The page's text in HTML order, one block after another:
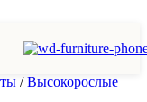
/ Высокорослые